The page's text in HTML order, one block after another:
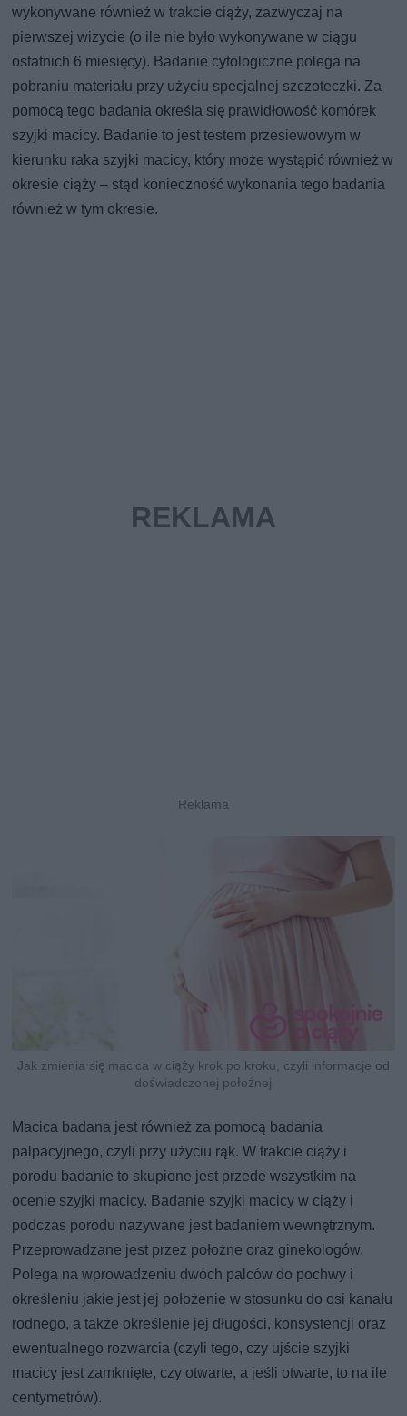
wykonywane również w trakcie ciąży, zazwyczaj na
pierwszej wizycie (o ile nie było wykonywane w ciągu
ostatnich 6 miesięcy). Badanie cytologiczne polega na
pobraniu materiału przy użyciu specjalnej szczoteczki. Za
pomocą tego badania określa się prawidłowość komórek
szyjki macicy. Badanie to jest testem przesiewowym w
kierunku raka szyjki macicy, który może wystąpić również w
okresie ciąży – stąd konieczność wykonania tego badania
również w tym okresie.
Jak zmienia się macica w ciąży krok po kroku, czyli informacje od
doświadczonej położnej
Macica badana jest również za pomocą badania
palpacyjnego, czyli przy użyciu rąk. W trakcie ciąży i
porodu badanie to skupione jest przede wszystkim na
ocenie szyjki macicy. Badanie szyjki macicy w ciąży i
podczas porodu nazywane jest badaniem wewnętrznym.
Przeprowadzane jest przez położne oraz ginekologów.
Polega na wprowadzeniu dwóch palców do pochwy i
określeniu jakie jest jej położenie w stosunku do osi kanału
rodnego, a także określenie jej długości, konsystencji oraz
ewentualnego rozwarcia (czyli tego, czy ujście szyjki
macicy jest zamknięte, czy otwarte, a jeśli otwarte, to na ile
centymetrów).